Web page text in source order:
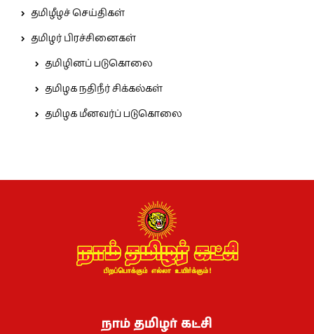
தமிழீழச் செய்திகள்
தமிழர் பிரச்சினைகள்
தமிழினப் படுகொலை
தமிழக நதிநீர் சிக்கல்கள்
தமிழக மீனவர்ப் படுகொலை
நாம் தமிழர் கட்சி